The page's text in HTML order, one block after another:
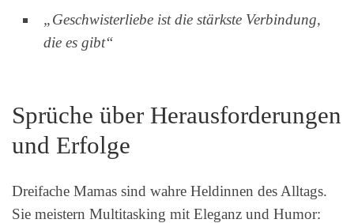
„Geschwisterliebe ist die stärkste Verbindung,
die es gibt“
Sprüche über Herausforderungen
und Erfolge
Dreifache Mamas sind wahre Heldinnen des Alltags.
Sie meistern Multitasking mit Eleganz und Humor: